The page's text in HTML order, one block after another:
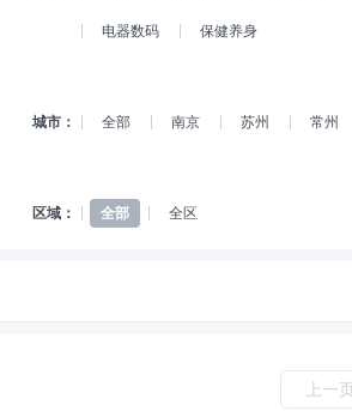
电器数码 保健养身
城市： 全部 南京 苏州 常州
区域： 全部 全区
上一